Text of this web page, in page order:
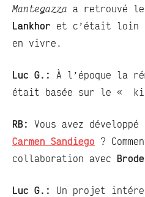
Mantegazza a retrouvé
Lankhor et c’était loin
en vivre.
Luc G.: À l’époque la
était basée sur le «
RB: Vous avez
Carmen Sandiego ?
collaboration avec
Luc G.: Un projet